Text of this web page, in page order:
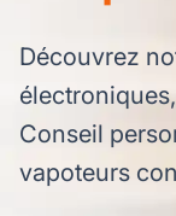
Découvrez
Conseil
vapoteurs